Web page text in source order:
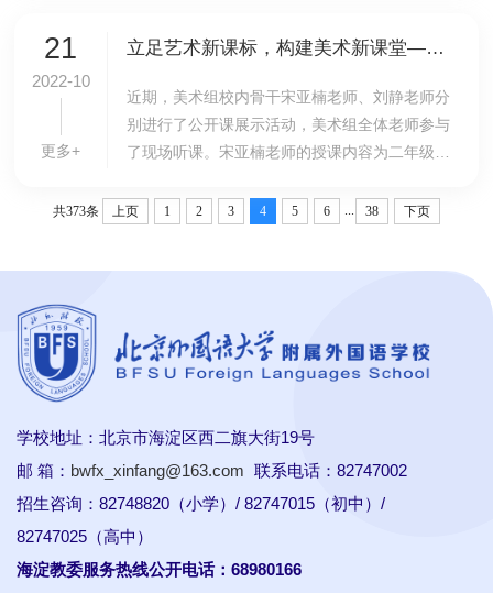
21
2022-10
更多+
立足艺术新课标，构建美术新课堂——记美术组骨干教师公开展示课活动
近期，美术组校内骨干宋亚楠老师、刘静老师分
别进行了公开课展示活动，美术组全体老师参与
了现场听课。宋亚楠老师的授课内容为二年级美
划”的教学情境，运用电子白板摆一摆，魔术变一
共373条 上页 1 2 3 4 5 6 38 下页
学校地址：北京市海淀区西二旗大街19号
邮 箱： bwfx_xinfang@163.com 联系电话：82747002
招生咨询：82748820（小学）/ 82747015（初中）/
82747025（高中）
海淀教委服务热线公开电话：68980166